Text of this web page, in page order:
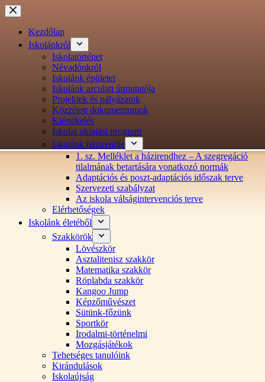
Ugrás
a
tartalomraKezdőlap
Iskolánkról
Iskolatörténet
Névadónkról
Iskolánk épületei
Iskolánk arculati útmutatója
Projektek és pályázatok
Közzétett dokumentumok
Kiértékelés
Iskolai oktatási program
Iskolánk házirendje
1. sz. Melléklet a házirendhez – A szegregáció
tilalmának betartására vonatkozó normák
Adaptációs és poszt-adaptációs időszak terve
Szervezeti szabályzat
Az iskola válságintervenciós terve
Elérhetőségek
Iskolánk életéből
Szakkörök
Lövészkör
Asztalitenisz szakkör
Matematika szakkör
Röplabda szakkör
Kangoo Jump
Képzőművészet
Sütünk-főzünk
Sportkör
Irodalmi-történelmi
Mozgásjátékok
Tehetséges tanulóink
Kirándulások
Iskolaújság